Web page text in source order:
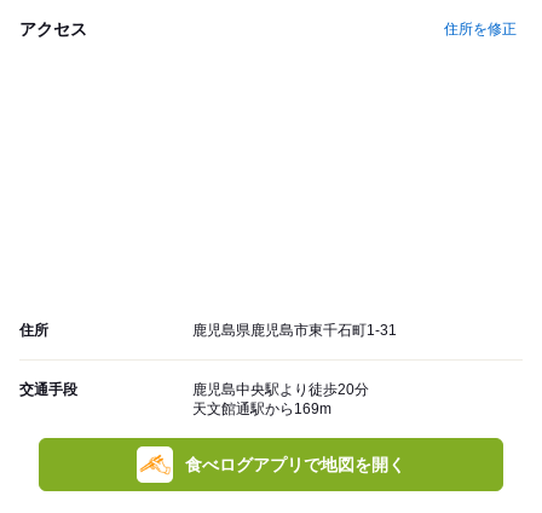
アクセス 住所を修正
住所 鹿児島県鹿児島市東千石町1-31
交通手段
鹿児島中央駅より徒歩20分
天文館通駅から169m
食べログアプリで地図を開く